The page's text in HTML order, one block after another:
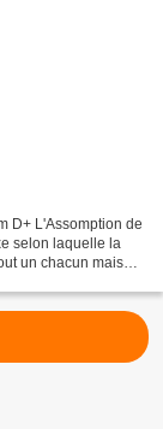
D+ L'Assomption de
selon laquelle la
un chacun mais